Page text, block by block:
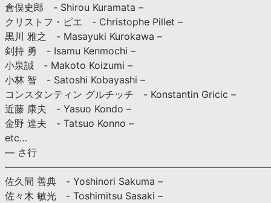
倉俣史郎 - Shirou Kuramata –
クリストフ・ピエ - Christophe Pillet –
黒川 雅之 - Masayuki Kurokawa –
剣持 勇 - Isamu Kenmochi –
小泉誠 - Makoto Koizumi –
小林 智 - Satoshi Kobayashi –
コンスタンティン グルチッチ - Konstantin Gricic –
近藤 康夫 - Yasuo Kondo –
金野 達夫 - Tatsuo Konno –
etc…
— さ行
佐久間 善典 - Yoshinori Sakuma –
佐々木 敏光 - Toshimitsu Sasaki –